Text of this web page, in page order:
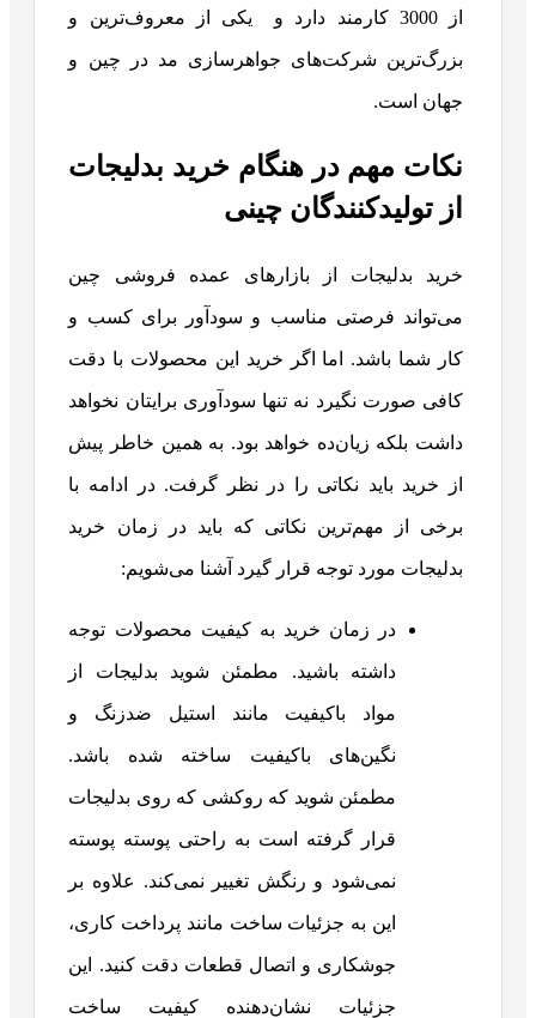
از 3000 کارمند دارد و یکی از معروف‌ترین و
بزرگ‌ترین شرکت‌های جواهرسازی مد در چین و
جهان است.
نکات مهم در هنگام خرید بدلیجات
از تولیدکنندگان چینی
خرید بدلیجات از بازارهای عمده فروشی چین
می‌تواند فرصتی مناسب و سودآور برای کسب و
کار شما باشد. اما اگر خرید این محصولات با دقت
کافی صورت نگیرد نه تنها سودآوری برایتان نخواهد
داشت بلکه زیان‌ده خواهد بود. به همین خاطر پیش
از خرید باید نکاتی را در نظر گرفت. در ادامه با
برخی از مهم‌ترین نکاتی که باید در زمان خرید
بدلیجات مورد توجه قرار گیرد آشنا می‌شویم:
در زمان خرید به کیفیت محصولات توجه
داشته باشید. مطمئن شوید بدلیجات از
مواد باکیفیت مانند استیل ضدزنگ و
نگین‌های باکیفیت ساخته شده باشد.
مطمئن شوید که روکشی که روی بدلیجات
قرار گرفته است به راحتی پوسته پوسته
نمی‌شود و رنگش تغییر نمی‌کند. علاوه بر
این به جزئیات ساخت مانند پرداخت کاری،
جوشکاری و اتصال قطعات دقت کنید. این
جزئیات نشان‌دهنده کیفیت ساخت